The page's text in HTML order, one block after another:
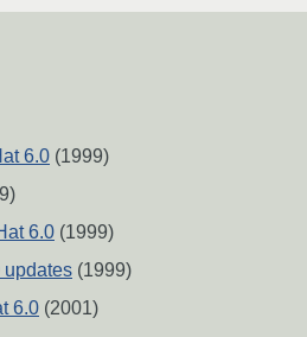
6.0 (1999)
6.0 (1999)
updates (1999)
6.0 (2001)